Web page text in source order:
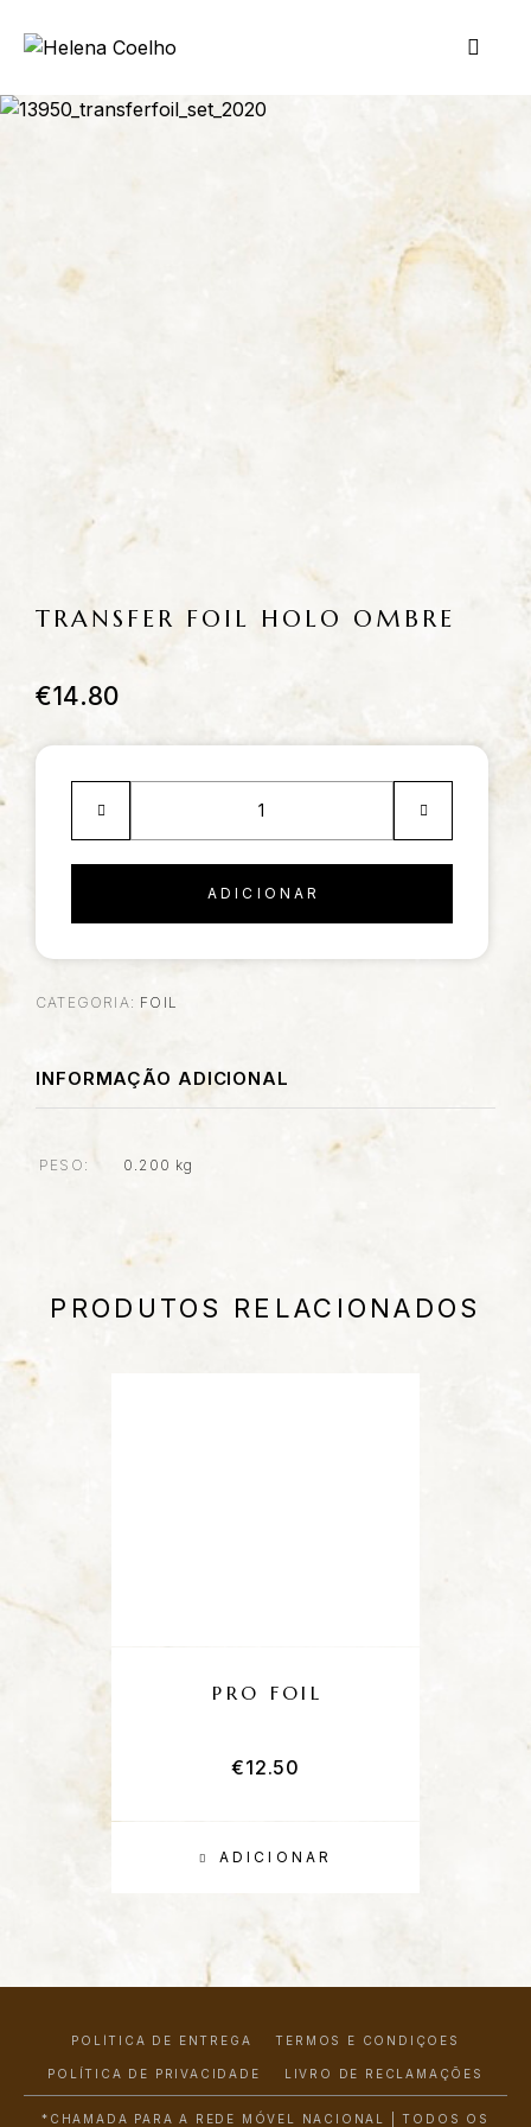
TRANSFER FOIL HOLO OMBRE
€14.80
ADICIONAR
CATEGORIA: FOIL
INFORMAÇÃO ADICIONAL
PESO 0.200 kg
PRODUTOS RELACIONADOS
ADICIONAR
PRO FOIL
€12.50
POLÍTICA DE ENTREGA TERMOS E CONDIÇÕES
POLÍTICA DE PRIVACIDADE LIVRO DE RECLAMAÇÕES
*CHAMADA PARA A REDE MÓVEL NACIONAL | TODOS OS